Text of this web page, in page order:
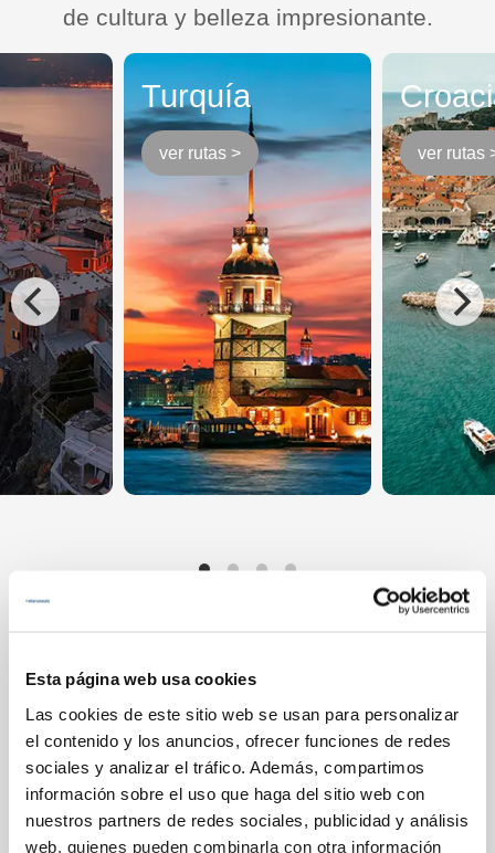
Esta página web usa cookies
Las cookies de este sitio web se usan para personalizar
el contenido y los anuncios, ofrecer funciones de redes
sociales y analizar el tráfico. Además, compartimos
información sobre el uso que haga del sitio web con
nuestros partners de redes sociales, publicidad y análisis
web, quienes pueden combinarla con otra información
de cultura y belleza impresionante.
Turquía
ver rutas > ver rutas
Preguntas frecuentes
Seguro que te ayudan a aclarar
algunas de tus dudas.